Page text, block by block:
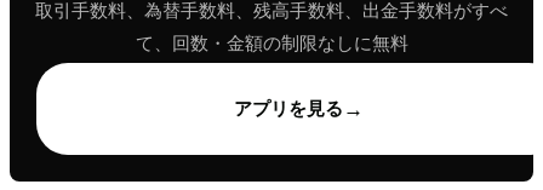
取引手数料、為替手数料、残高手数料、出金手数料がすべ
て、回数・金額の制限なしに無料
アプリを見る →